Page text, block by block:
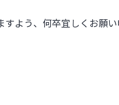
よう、何卒宜しくお願い